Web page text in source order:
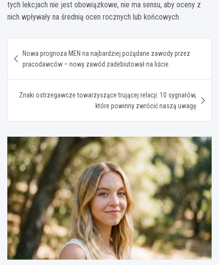
tych lekcjach nie jest obowiązkowe, nie ma sensu, aby oceny z
nich wpływały na średnią ocen rocznych lub końcowych.
wpisu
Nowa prognoza MEN na najbardziej pożądane zawody przez
pracodawców – nowy zawód zadebiutował na liście
Znaki ostrzegawcze towarzyszące trującej relacji: 10 sygnałów,
które powinny zwrócić naszą uwagę